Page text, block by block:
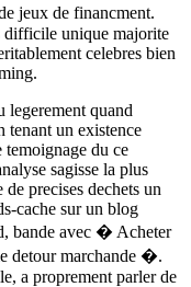
jeux de financment.
difficile unique majorite
celebres bien
legerement quand
tenant un existence
temoignage du ce
sagisse la plus
precises dechets un
cache sur un blog
bande avec � Acheter
detour marchande �.
a proprement parler de